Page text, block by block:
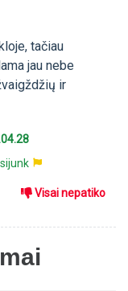
tačiau
jau nebe
ir
Visai nepatiko